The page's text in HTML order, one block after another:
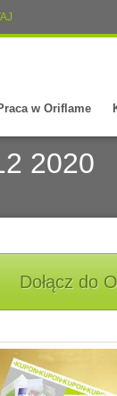
w Oriflame
2020
Dołącz do